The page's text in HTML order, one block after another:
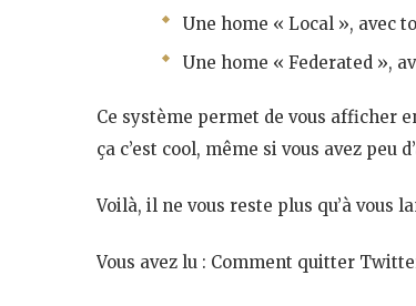
Une home « Local », avec
Une home « Federated »,
Ce système permet de vous afficher
ça c’est cool, même si vous avez peu
Voilà, il ne vous reste plus qu’à vous
Vous avez lu : Comment quitter